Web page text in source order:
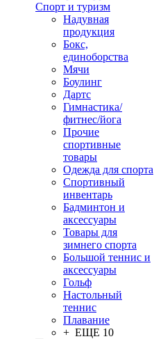
Спорт и туризм
Надувная
продукция
Бокс,
единоборства
Мячи
Боулинг
Дартс
Гимнастика/
фитнес/йога
Прочие
спортивные
товары
Одежда для спорта
Спортивный
инвентарь
Бадминтон и
аксессуары
Товары для
зимнего спорта
Большой теннис и
аксессуары
Гольф
Настольный
теннис
Плавание
+ ЕЩЕ 10